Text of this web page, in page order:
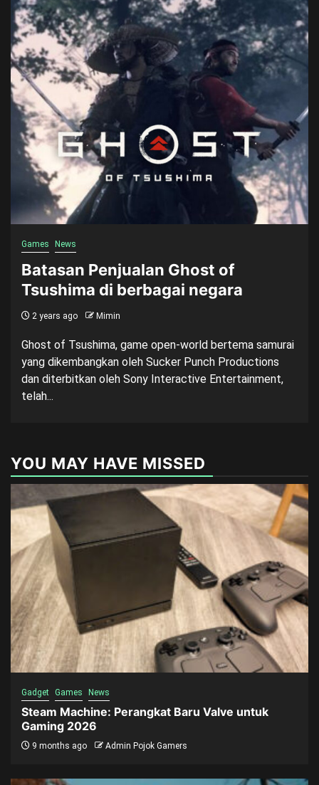
Games News
Batasan Penjualan Ghost of
Tsushima di berbagai negara
2 years ago Mimin
Ghost of Tsushima, game open-world bertema samurai
yang dikembangkan oleh Sucker Punch Productions
dan diterbitkan oleh Sony Interactive Entertainment,
telah...
YOU MAY HAVE MISSED
Gadget Games News
Steam Machine: Perangkat Baru Valve untuk
Gaming 2026
9 months ago Admin Pojok Gamers